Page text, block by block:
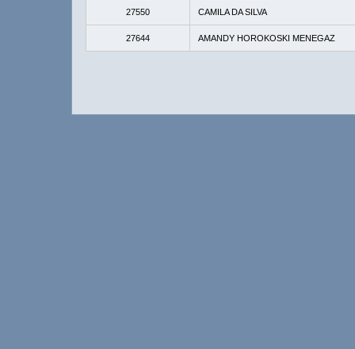
27550 CAMILA DA SILVA
27644 AMANDY HOROKOSKI MENEGAZ